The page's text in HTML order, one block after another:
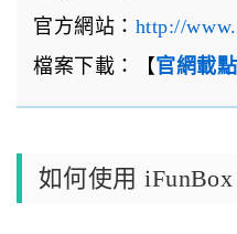
官方網站： http://
檔案下載：【官網載點
如何使用 iFunBox